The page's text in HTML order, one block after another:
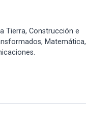
Tierra, Construcción e
Matemática,